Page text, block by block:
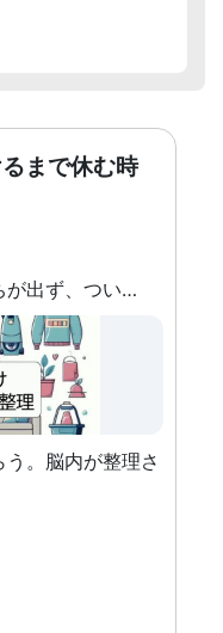
まで休む時
片づけたいという気持ちが出ず、つい散らかしたままになってしまう。
。脳内が整理さ